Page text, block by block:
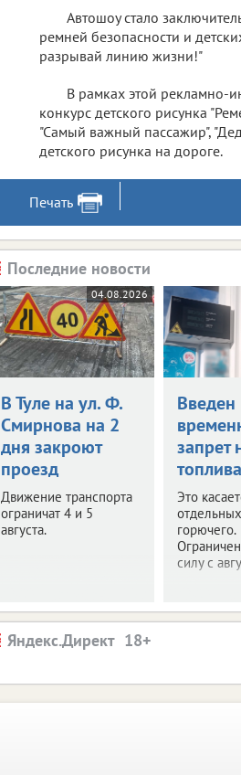
Автошоу стало
ремней безопасности и
разрывай линию жизни!"
В рамках этой рекламно-
конкурс детского рисунка
"Самый важный пассажир",
детского рисунка на дороге.
Печать
Последние новости
04.08.2026
В Туле на ул. Ф.
Смирнова на 2
дня закроют
проезд
Движение транспорта
ограничат 4 и 5
августа.
запрет
топлива
Это
горючего.
силу с
Яндекс.Директ